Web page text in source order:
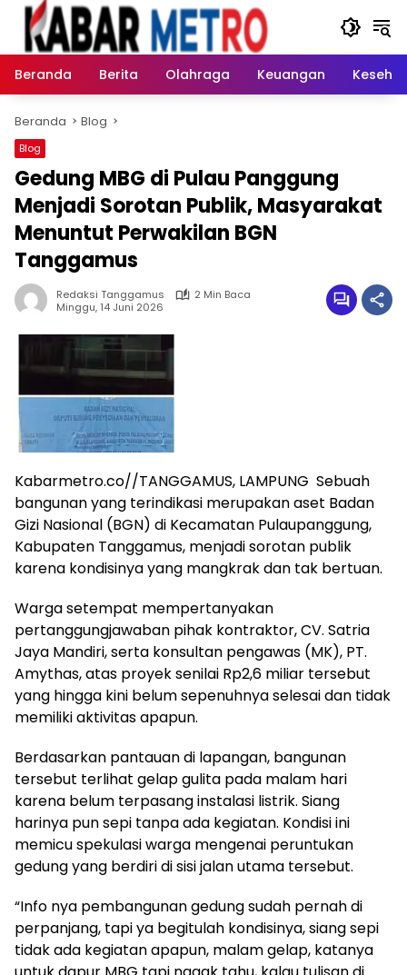
Langsung
konten
Beranda
Berita Olahraga Keuangan
Beranda Blog
Blog
Gedung MBG di Pulau Panggung
Menjadi Sorotan Publik, Masyarakat
Menuntut Perwakilan BGN
Tanggamus
Redaksi Tanggamus
2 Min Baca
Minggu, 14 Juni 2026
Kabarmetro.co//TANGGAMUS, LAMPUNG Sebuah
bangunan yang terindikasi merupakan aset Badan
Gizi Nasional (BGN) di Kecamatan Pulaupanggung,
Kabupaten Tanggamus, menjadi sorotan publik
karena kondisinya yang mangkrak dan tak bertuan.
Warga setempat mempertanyakan
pertanggungjawaban pihak kontraktor, CV. Satria
Jaya Mandiri, serta konsultan pengawas (MK), PT.
Amythas, atas proyek senilai Rp2,6 miliar tersebut
yang hingga kini belum sepenuhnya selesai dan tidak
memiliki aktivitas apapun.
Berdasarkan pantauan di lapangan, bangunan
tersebut terlihat gelap gulita pada malam hari
karena belum terpasang instalasi listrik. Siang
harinya pun sepi tanpa ada kegiatan. Kondisi ini
memicu spekulasi warga mengenai peruntukan
gedung yang berdiri di sisi jalan utama tersebut.
“Info nya pembangunan gedung sudah pernah di
perpanjang, tapi ya begitulah kondisinya, siang sepi
tidak ada kegiatan apapun, malam gelap, katanya